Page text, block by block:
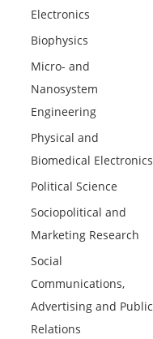
Electronics
Biophysics
Micro- and
Nanosystem
Engineering
Physical and
Biomedical Electronics
Political Science
Sociopolitical and
Marketing Research
Social
Communications,
Advertising and Public
Relations